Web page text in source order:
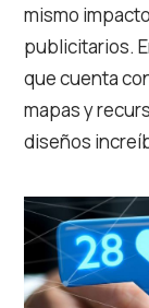
mismo
publicitarios.
que cuenta
mapas y
diseños